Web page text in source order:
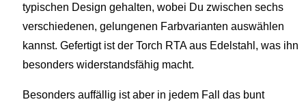
typischen Design gehalten, wobei Du zwischen sechs
verschiedenen, gelungenen Farbvarianten auswählen
kannst. Gefertigt ist der Torch RTA aus Edelstahl, was ihn
besonders widerstandsfähig macht.
Besonders auffällig ist aber in jedem Fall das bunt